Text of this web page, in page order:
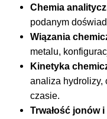
Chemia
podanym
Wiązania
metalu,
Kinetyka
analiza hydrolizy,
czasie.
Trwałość jonów